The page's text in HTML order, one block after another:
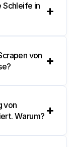
Schleife in
von
von
Warum?